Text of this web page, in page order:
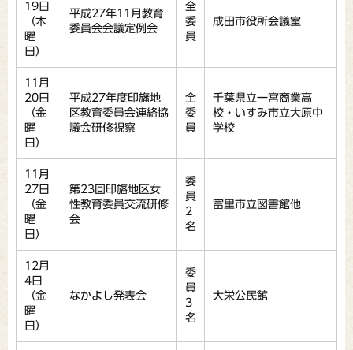
19日
（木
曜
日）
平成27年11月教育
委員会会議定例会
全
委
員
成田市役所会議室
11月
20日
（金
曜
日）
平成27年度印旛地
区教育委員会連絡協
議会研修視察
全
委
員
千葉県立一宮商業高
校・いすみ市立大原中
学校
11月
27日
（金
曜
日）
第23回印旛地区女
性教育委員交流研修
会
委
員
2
名
富里市立図書館他
12月
4日
（金
曜
日）
なかよし発表会
委
員
3
名
大栄公民館